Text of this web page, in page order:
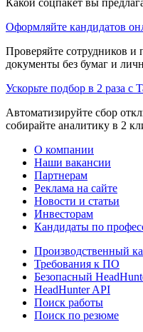
Оформляйте кандидатов
Проверяйте сотрудников и
документы без бумаг и
Ускорьте подбор в 2 раза с
Автоматизируйте сбор
собирайте аналитику в 2
О компании
Наши вакансии
Партнерам
Реклама на сайте
Новости и статьи
Инвесторам
Кандидаты по
Производственный
Требования к ПО
Безопасный
HeadHunter API
Поиск работы
Поиск по резюме